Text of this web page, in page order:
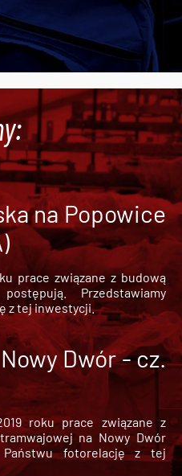
na Popowice
prace związane z budową
postępują. Przedstawiamy
z tej inwestycji.
Dwór - cz.
roku prace związane z
na Nowy Dwór
Państwu fotorelację z tej